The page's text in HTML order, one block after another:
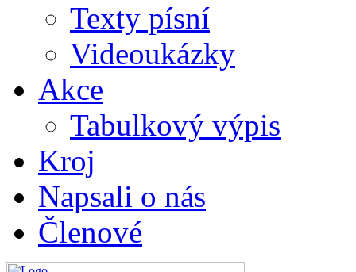
Texty písní
Videoukázky
Akce
Tabulkový výpis
Kroj
Napsali o nás
Členové